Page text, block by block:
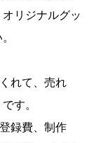
リジナルグッ
れて、売れ
す。
録費、制作